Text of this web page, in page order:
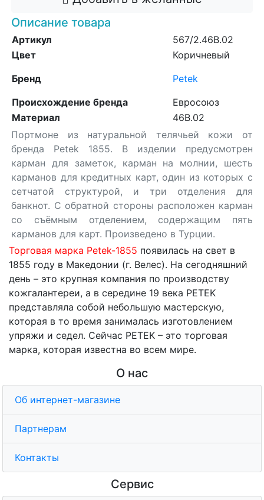
Описание товара
Артикул
567/2.46B.02
Цвет
Коричневый
Бренд
Petek
Происхождение бренда
Евросоюз
Материал
46B.02
Портмоне из натуральной телячьей кожи от
бренда Petek 1855. В изделии предусмотрен
карман для заметок, карман на молнии, шесть
карманов для кредитных карт, один из которых с
сетчатой структурой, и три отделения для
банкнот. С обратной стороны расположен карман
со съёмным отделением, содержащим пять
карманов для карт. Произведено в Турции.
Торговая марка Petek-1855 появилась на свет в
1855 году в Македонии (г. Велес). На сегодняшний
день – это крупная компания по производству
кожгалантереи, а в середине 19 века PETEK
представляла собой небольшую мастерскую,
которая в то время занималась изготовлением
упряжи и седел. Сейчас PETEK – это торговая
марка, которая известна во всем мире.
О нас
Об интернет-магазине
Партнерам
Контакты
Сервис